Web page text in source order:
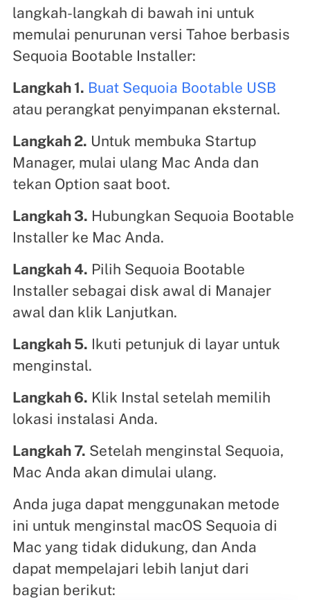
langkah-langkah di bawah ini untuk
memulai penurunan versi Tahoe berbasis
Sequoia Bootable Installer:
Langkah 1. Buat Sequoia Bootable USB
atau perangkat penyimpanan eksternal.
Langkah 2. Untuk membuka Startup
Manager, mulai ulang Mac Anda dan
tekan Option saat boot.
Langkah 3. Hubungkan Sequoia Bootable
Installer ke Mac Anda.
Langkah 4. Pilih Sequoia Bootable
Installer sebagai disk awal di Manajer
awal dan klik Lanjutkan.
Langkah 5. Ikuti petunjuk di layar untuk
menginstal.
Langkah 6. Klik Instal setelah memilih
lokasi instalasi Anda.
Langkah 7. Setelah menginstal Sequoia,
Mac Anda akan dimulai ulang.
Anda juga dapat menggunakan metode
ini untuk menginstal macOS Sequoia di
Mac yang tidak didukung, dan Anda
dapat mempelajari lebih lanjut dari
bagian berikut: